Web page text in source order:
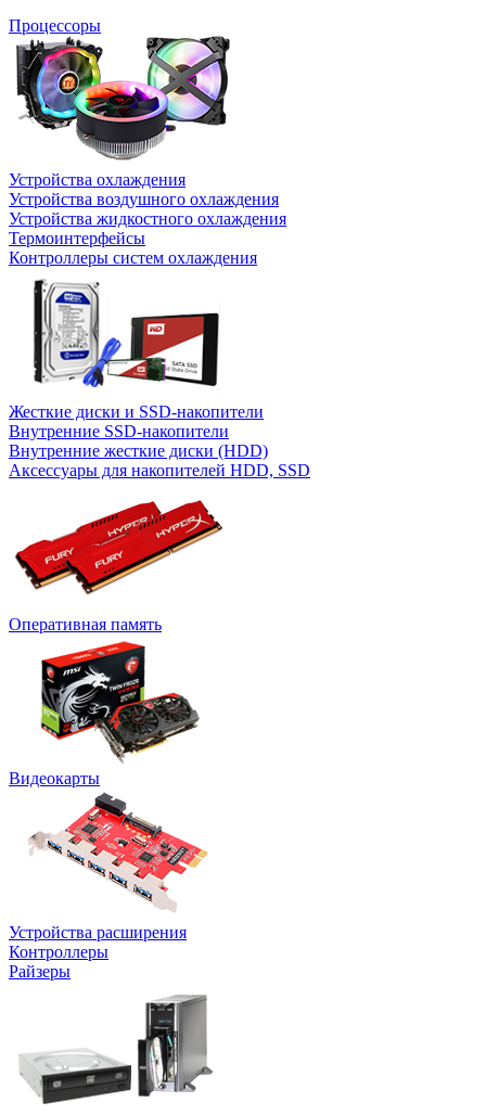
Процессоры
Устройства охлаждения
Устройства воздушного охлаждения
Устройства жидкостного охлаждения
Термоинтерфейсы
Контроллеры систем охлаждения
Жесткие диски и SSD-накопители
Внутренние SSD-накопители
Внутренние жесткие диски (HDD)
Аксессуары для накопителей HDD, SSD
Оперативная память
Видеокарты
Устройства расширения
Контроллеры
Райзеры